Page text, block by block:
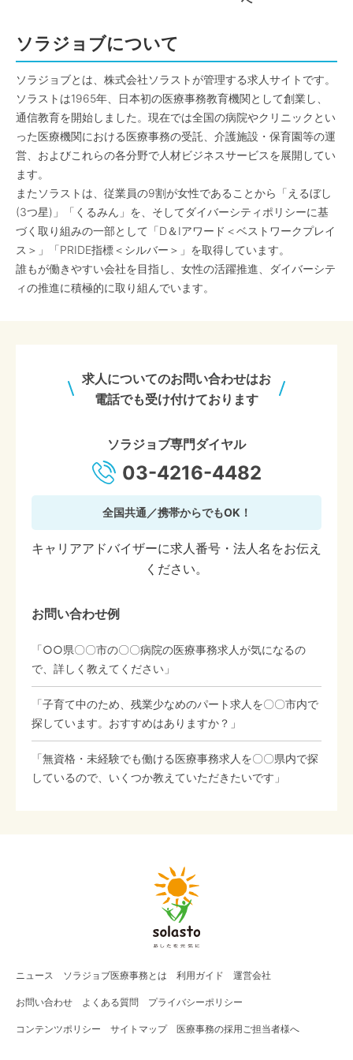
ソラジョブについて
ソラジョブとは、株式会社ソラストが管理する求人サイトです。
ソラストは1965年、日本初の医療事務教育機関として創業し、
通信教育を開始しました。現在では全国の病院やクリニックとい
った医療機関における医療事務の受託、介護施設・保育園等の運
営、およびこれらの各分野で人材ビジネスサービスを展開してい
ます。
またソラストは、従業員の9割が女性であることから「えるぼし
(3つ星)」「くるみん」を、そしてダイバーシティポリシーに基
づく取り組みの一部として「D＆Iアワード＜ベストワークプレイ
ス＞」「PRIDE指標＜シルバー＞」を取得しています。
誰もが働きやすい会社を目指し、女性の活躍推進、ダイバーシテ
ィの推進に積極的に取り組んでいます。
求人についてのお問い合わせはお
電話でも受け付けております
ソラジョブ専門ダイヤル
03-4216-4482
全国共通／携帯からでもOK！
キャリアアドバイザーに求人番号・法人名をお伝え
ください。
お問い合わせ例
「○○県〇〇市の〇〇病院の医療事務求人が気になるの
で、詳しく教えてください」
「子育て中のため、残業少なめのパート求人を〇〇市内で
探しています。おすすめはありますか？」
「無資格・未経験でも働ける医療事務求人を〇〇県内で探
しているので、いくつか教えていただきたいです」
ニュース ソラジョブ医療事務 とは 利用ガイド 運営会社
お問い合わせ よくある質問 プライバシーポリシー
コンテンツポリシー サイトマップ 医療事務の採用ご担当者様へ